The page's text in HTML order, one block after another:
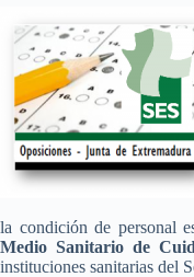
la condición de personal
Medio Sanitario de
instituciones sanitarias del